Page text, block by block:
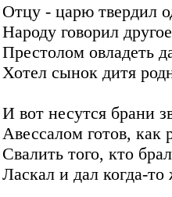
Отцу - царю твердил
Народу говорил
Престолом овладеть
Хотел сынок дитя
И вот несутся брани
Авессалом готов, как
Свалить того, кто
Ласкал и дал когда-то